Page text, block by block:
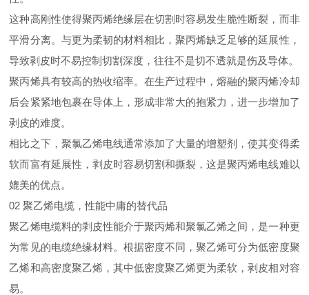
这种高刚性使得聚丙烯绝缘层在切割时容易发生脆性断裂，而非
平滑分离。与更为柔韧的材料相比，聚丙烯缺乏足够的延展性，
导致剥皮时不易控制切割深度，往往不是切不透就是伤及导体。
聚丙烯具有较高的热收缩率。在生产过程中，熔融的聚丙烯冷却
后会紧紧地包裹在导体上，形成非常大的抱紧力，进一步增加了
剥皮的难度。
相比之下，聚氯乙烯电线通常添加了大量的增塑剂，使其变得柔
软而富有延展性，剥皮时容易切割和撕裂，这是聚丙烯电线难以
媲美的优点。
02聚乙烯电缆，性能中庸的替代品
聚乙烯电缆料的剥皮性能介于聚丙烯和聚氯乙烯之间，是一种更
为常见的电缆绝缘材料。根据密度不同，聚乙烯可分为低密度聚
乙烯和高密度聚乙烯，其中低密度聚乙烯更为柔软，剥皮相对容
易。